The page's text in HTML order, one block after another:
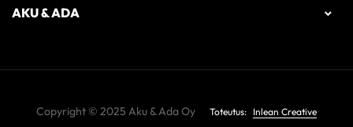
AKU & ADA 
Copyright © 2025 Aku & Ada Oy Toteutus: Inlean Creative